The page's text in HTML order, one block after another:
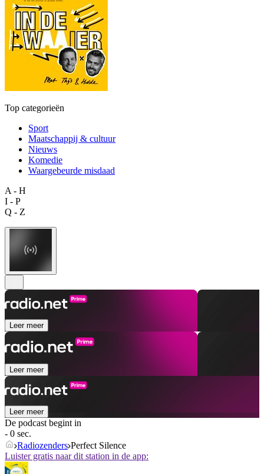
Top categorieën
Sport
Maatschappij & cultuur
Nieuws
Komedie
Waargebeurde misdaad
A - H
I - P
Q - Z
Leer meer
Leer meer
Leer meer
De podcast begint in
- 0 sec.
Radiozenders Perfect Silence
Luister gratis naar dit station in de app: